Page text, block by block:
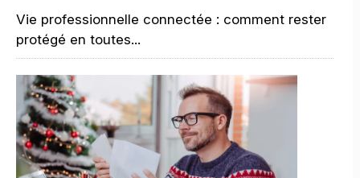
Vie professionnelle connectée : comment rester
protégé en toutes...